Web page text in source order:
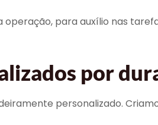
para auxílio nas
por
personalizado.